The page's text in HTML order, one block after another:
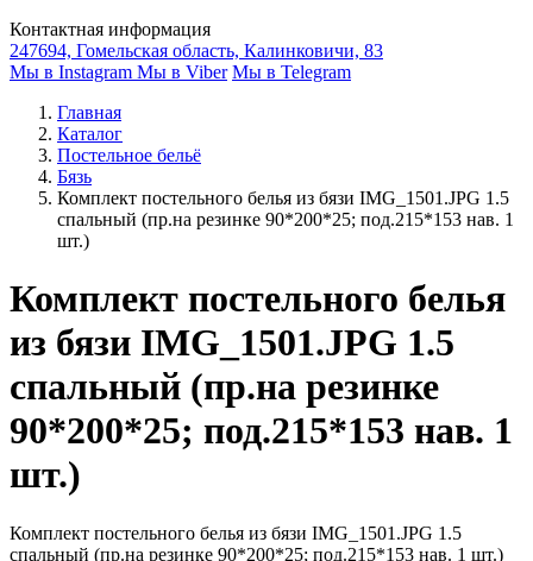
Контактная информация
247694, Гомельская область, Калинковичи, 83
Мы в Instagram Мы в Viber Мы в Telegram
Главная
Каталог
Постельное бельё
Бязь
Комплект постельного белья из бязи IMG_1501.JPG 1.5
спальный (пр.на резинке 90*200*25; под.215*153 нав. 1
шт.)
Комплект постельного белья
из бязи IMG_1501.JPG 1.5
спальный (пр.на резинке
90*200*25; под.215*153 нав. 1
шт.)
Комплект постельного белья из бязи IMG_1501.JPG 1.5
спальный (пр.на резинке 90*200*25; под.215*153 нав. 1 шт.)